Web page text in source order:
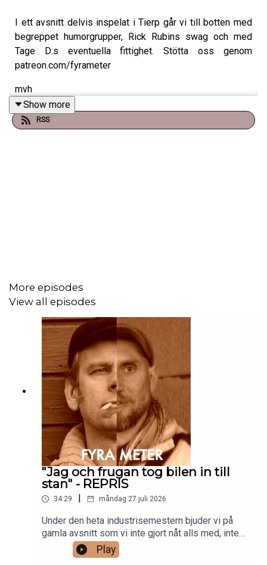
I ett avsnitt delvis inspelat i Tierp går vi till botten med
begreppet humorgrupper, Rick Rubins swag och med
Tage D:s eventuella fittighet. Stötta oss genom
patreon.com/fyrameter
mvh
Anders och Fritte
Show more
RSS
More episodes
View all episodes
"Jag och frugan tog bilen in till
stan" - REPRIS
34:29 måndag 27 juli 2026
Under den heta industrisemestern bjuder vi på
gamla avsnitt som vi inte gjort nåt alls med, inte
ens Häxans metallputs. Håll tillgodo och varannan
vatten!/Anders och Fritte
Play